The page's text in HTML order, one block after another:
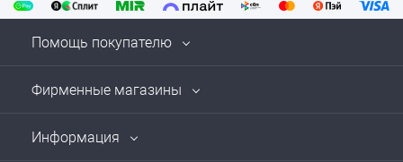
Помощь покупателю
Фирменные магазины
Информация